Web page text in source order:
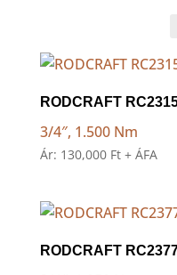
RODCRAFT
3/4″, 1.500 Nm
Ár: 130,000 Ft + ÁFA
RODCRAFT